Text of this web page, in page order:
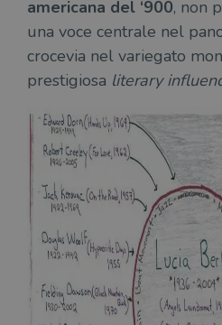
americana del ‘900, non
una voce centrale nel
crocevia nel variegato
prestigiosa literary
CookieScriptConsent
msToken